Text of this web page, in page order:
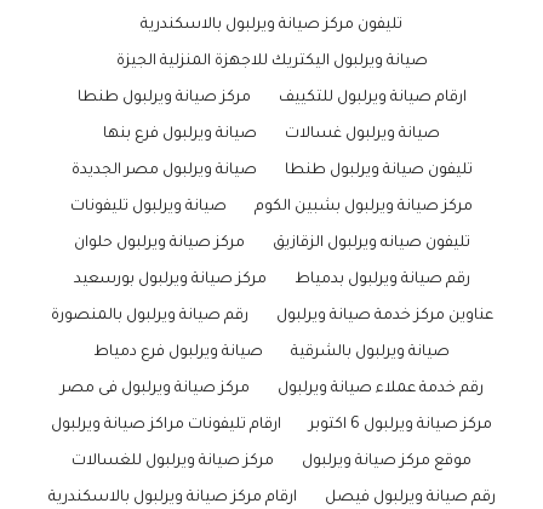
تليفون مركز صيانة ويرلبول بالاسكندرية
صيانة ويرلبول اليكتريك للاجهزة المنزلية الجيزة
ارقام صيانة ويرلبول للتكييف مركز صيانة ويرلبول طنطا
صيانة ويرلبول غسالات صيانة ويرلبول فرع بنها
تليفون صيانة ويرلبول طنطا صيانة ويرلبول مصر الجديدة
مركز صيانة ويرلبول بشبين الكوم صيانة ويرلبول تليفونات
تليفون صيانه ويرلبول الزقازيق مركز صيانة ويرلبول حلوان
رقم صيانة ويرلبول بدمياط مركز صيانة ويرلبول بورسعيد
عناوين مركز خدمة صيانة ويرلبول رقم صيانة ويرلبول بالمنصورة
صيانة ويرلبول بالشرقية صيانة ويرلبول فرع دمياط
رقم خدمة عملاء صيانة ويرلبول مركز صيانة ويرلبول فى مصر
مركز صيانة ويرلبول 6 اكتوبر ارقام تليفونات مراكز صيانة ويرلبول
موقع مركز صيانة ويرلبول مركز صيانة ويرلبول للغسالات
رقم صيانة ويرلبول فيصل ارقام مركز صيانة ويرلبول بالاسكندرية